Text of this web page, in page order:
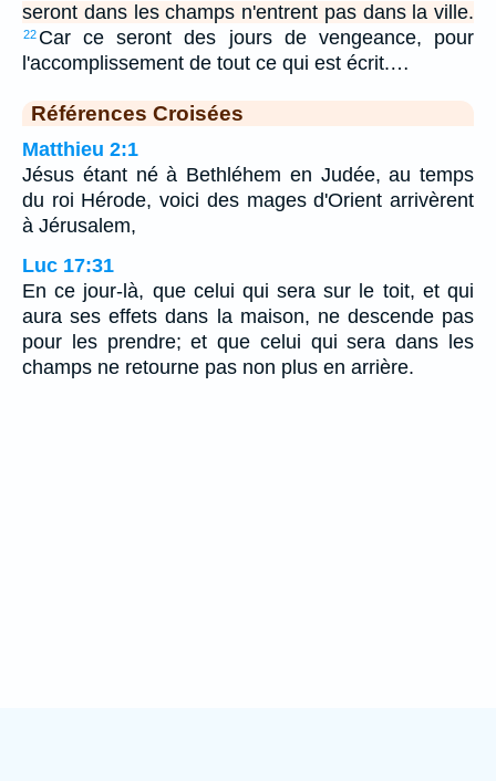
seront dans les champs n'entrent pas dans la ville.
22 Car ce seront des jours de vengeance, pour
l'accomplissement de tout ce qui est écrit.…
Références Croisées
Matthieu 2:1
Jésus étant né à Bethléhem en Judée, au temps
du roi Hérode, voici des mages d'Orient arrivèrent
à Jérusalem,
Luc 17:31
En ce jour-là, que celui qui sera sur le toit, et qui
aura ses effets dans la maison, ne descende pas
pour les prendre; et que celui qui sera dans les
champs ne retourne pas non plus en arrière.